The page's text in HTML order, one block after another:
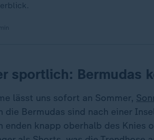
sportlich: Bermudas
lässt uns sofort an Sommer,
die Bermudas sind nach einer
enden knapp oberhalb des Knies